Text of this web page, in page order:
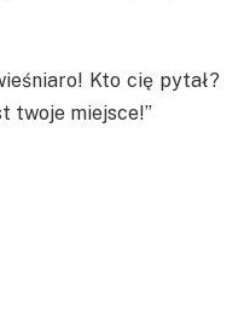
Kto cię pytał?
twoje miejsce!”